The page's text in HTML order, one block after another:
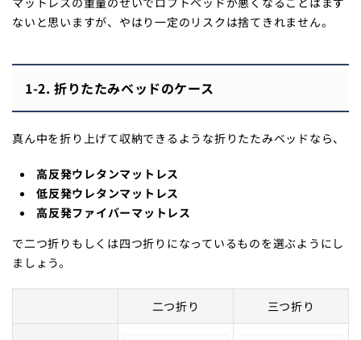
ないと思いますが、やはり一定のリスクは捨てきれません。
1-2. 折りたたみベッドのケース
真ん中を折り上げて収納できるような折りたたみベッドなら、
高反発ウレタンマットレス
低反発ウレタンマットレス
高反発ファイバーマットレス
で二つ折りもしくは四つ折りになっているものを選ぶようにし
ましょう。
二つ折り 三つ折り